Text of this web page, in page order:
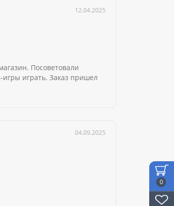
0
12.04.2025
Посоветовали
играть. Заказ пришел
04.09.2025